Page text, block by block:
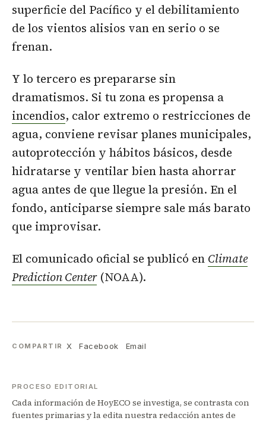
superficie del Pacífico y el debilitamiento
de los vientos alisios van en serio o se
frenan.
Y lo tercero es prepararse sin
dramatismos. Si tu zona es propensa a
incendios, calor extremo o restricciones de
agua, conviene revisar planes municipales,
autoprotección y hábitos básicos, desde
hidratarse y ventilar bien hasta ahorrar
agua antes de que llegue la presión. En el
fondo, anticiparse siempre sale más barato
que improvisar.
El comunicado oficial se publicó en Climate
Prediction Center(NOAA).
COMPARTIR X Facebook Email
PROCESO EDITORIAL
Cada información de HoyECO se investiga, se contrasta con
fuentes primarias y la edita nuestra redacción antes de